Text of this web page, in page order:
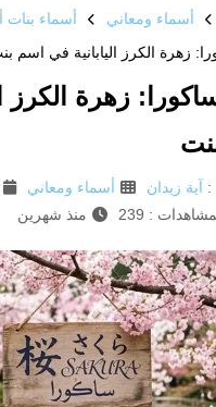
أسماء ومعاني
أسماء بنات
زهرة الكرز اليابانية في اسم
زهرة الكرز
: آية زيدان أسماء ومعاني
: 239
منذ شهرين